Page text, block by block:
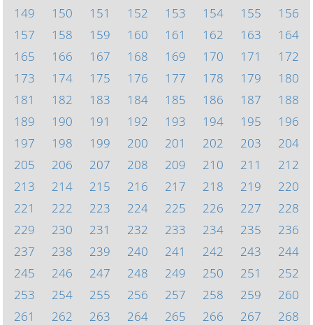
149
150 151 152 153 154 155
156
157
158 159 160 161 162 163
164
165
166 167 168 169 170 171
172
173
174 175 176 177 178 179
180
181
182 183 184 185 186 187
188
189
190 191 192 193 194 195
196
197
198 199 200 201 202 203
204
205
206 207 208 209 210 211
212
213
214 215 216 217 218 219
220
221
222 223 224 225 226 227
228
229
230 231 232 233 234 235
236
237
238 239 240 241 242 243
244
245
246 247 248 249 250 251
252
253
254 255 256 257 258 259
260
261
262 263 264 265 266 267
268